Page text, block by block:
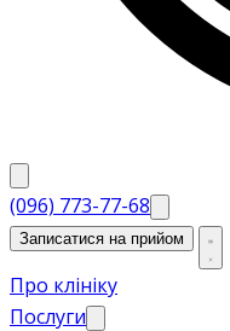
(096) 773-77-68
Записатися на прийом
Про клініку
Послуги